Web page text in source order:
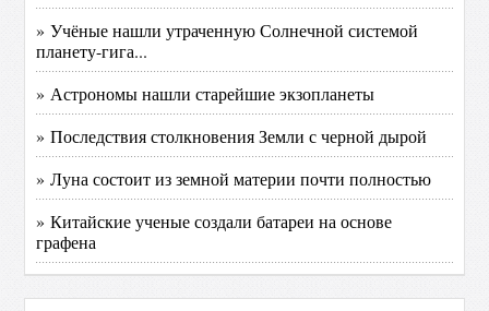
» Учёные нашли утраченную Солнечной системой
планету-гига...
» Астрономы нашли старейшие экзопланеты
» Последствия столкновения Земли с черной дырой
» Луна состоит из земной материи почти полностью
» Китайские ученые создали батареи на основе
графена